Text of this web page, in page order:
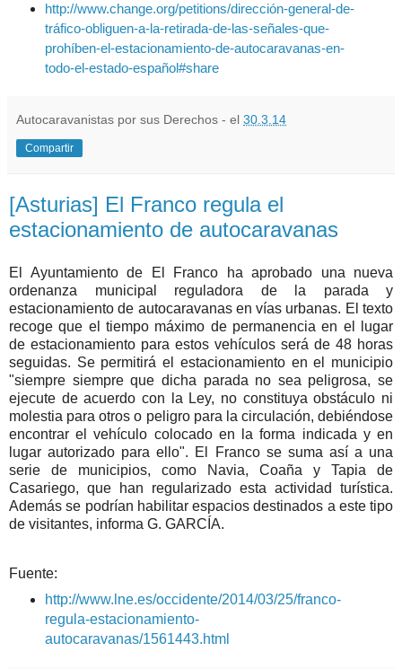
http://www.change.org/petitions/dirección-general-de-
tráfico-obliguen-a-la-retirada-de-las-señales-que-
prohíben-el-estacionamiento-de-autocaravanas-en-
todo-el-estado-español#share
Autocaravanistas por sus Derechos - el 30.3.14
Compartir
[Asturias] El Franco regula el
estacionamiento de autocaravanas
El Ayuntamiento de El Franco ha aprobado una nueva
ordenanza municipal reguladora de la parada y
estacionamiento de autocaravanas en vías urbanas. El texto
recoge que el tiempo máximo de permanencia en el lugar
de estacionamiento para estos vehículos será de 48 horas
seguidas. Se permitirá el estacionamiento en el municipio
"siempre siempre que dicha parada no sea peligrosa, se
ejecute de acuerdo con la Ley, no constituya obstáculo ni
molestia para otros o peligro para la circulación, debiéndose
encontrar el vehículo colocado en la forma indicada y en
lugar autorizado para ello". El Franco se suma así a una
serie de municipios, como Navia, Coaña y Tapia de
Casariego, que han regularizado esta actividad turística.
Además se podrían habilitar espacios destinados a este tipo
de visitantes, informa G. GARCÍA.
Fuente:
http://www.lne.es/occidente/2014/03/25/franco-
regula-estacionamiento-
autocaravanas/1561443.html